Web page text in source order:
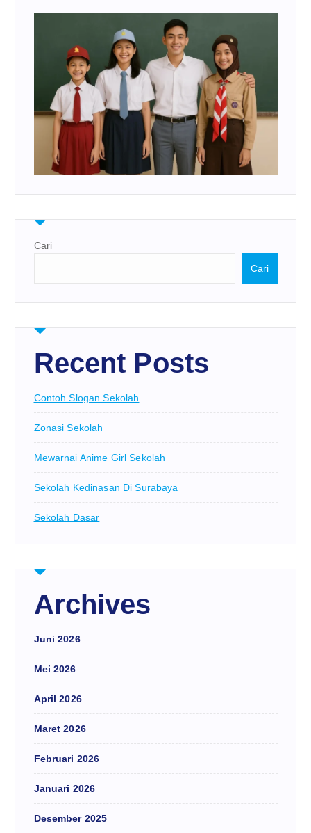
Cari
Cari
Recent Posts
Contoh Slogan Sekolah
Zonasi Sekolah
Mewarnai Anime Girl Sekolah
Sekolah Kedinasan Di Surabaya
Sekolah Dasar
Archives
Juni 2026
Mei 2026
April 2026
Maret 2026
Februari 2026
Januari 2026
Desember 2025